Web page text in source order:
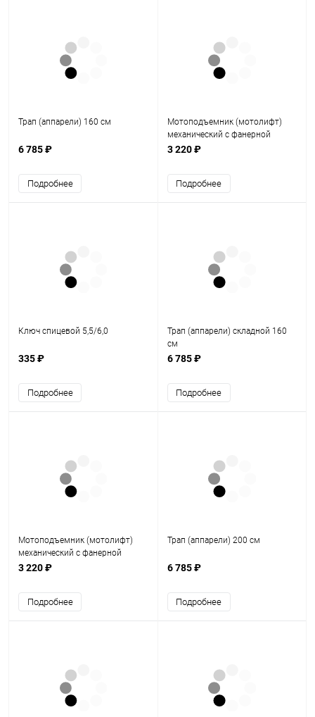
Трап (аппарели) 160 см
6 785 ₽
Подробнее
Мотоподъемник (мотолифт)
механический с фанерной
площадкой (синий)
3 220 ₽
Подробнее
Ключ спицевой 5,5/6,0
335 ₽
Подробнее
Трап (аппарели) складной 160
см
6 785 ₽
Подробнее
Мотоподъемник (мотолифт)
механический с фанерной
площадкой (темный)
3 220 ₽
Подробнее
Трап (аппарели) 200 см
6 785 ₽
Подробнее